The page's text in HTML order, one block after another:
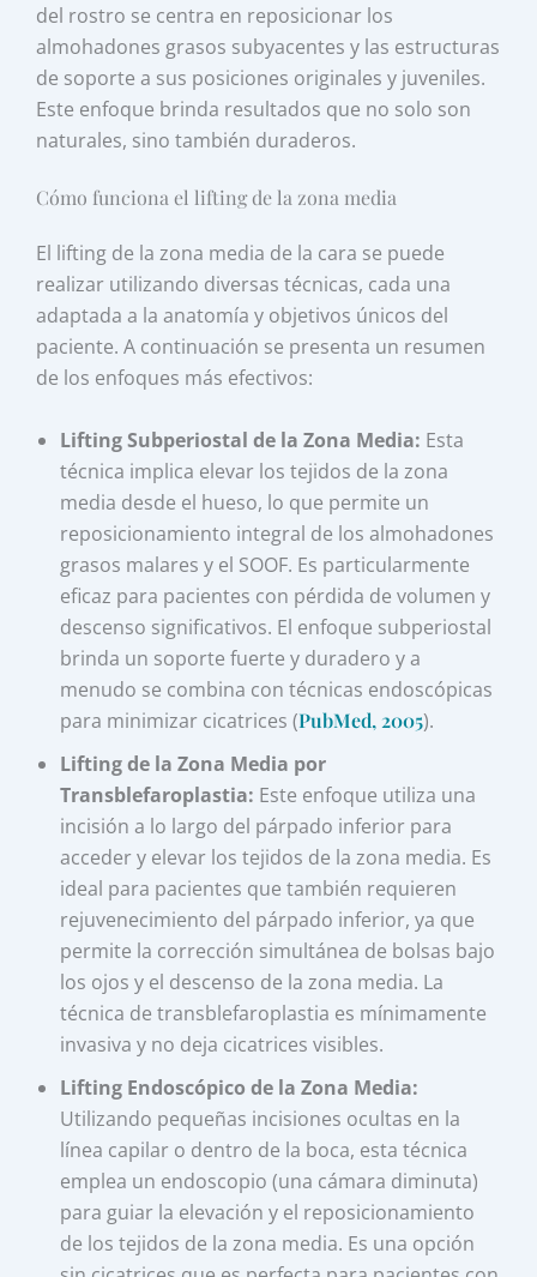
del rostro se centra en reposicionar los
almohadones grasos subyacentes y las estructuras
de soporte a sus posiciones originales y juveniles.
Este enfoque brinda resultados que no solo son
naturales, sino también duraderos.
Cómo funciona el lifting de la zona media
El lifting de la zona media de la cara se puede
realizar utilizando diversas técnicas, cada una
adaptada a la anatomía y objetivos únicos del
paciente. A continuación se presenta un resumen
de los enfoques más efectivos:
Lifting Subperiostal de la Zona Media: Esta
técnica implica elevar los tejidos de la zona
media desde el hueso, lo que permite un
reposicionamiento integral de los almohadones
grasos malares y el SOOF. Es particularmente
eficaz para pacientes con pérdida de volumen y
descenso significativos. El enfoque subperiostal
brinda un soporte fuerte y duradero y a
menudo se combina con técnicas endoscópicas
para minimizar cicatrices (PubMed, 2005).
Lifting de la Zona Media por
Transblefaroplastia: Este enfoque utiliza una
incisión a lo largo del párpado inferior para
acceder y elevar los tejidos de la zona media. Es
ideal para pacientes que también requieren
rejuvenecimiento del párpado inferior, ya que
permite la corrección simultánea de bolsas bajo
los ojos y el descenso de la zona media. La
técnica de transblefaroplastia es mínimamente
invasiva y no deja cicatrices visibles.
Lifting Endoscópico de la Zona Media:
Utilizando pequeñas incisiones ocultas en la
línea capilar o dentro de la boca, esta técnica
emplea un endoscopio (una cámara diminuta)
para guiar la elevación y el reposicionamiento
de los tejidos de la zona media. Es una opción